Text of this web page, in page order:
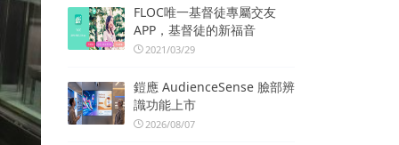
FLOC唯一基督徒專屬交友
APP，基督徒的新福音
2021/03/29
鎧應 AudienceSense 臉部辨
識功能上市
2026/08/07